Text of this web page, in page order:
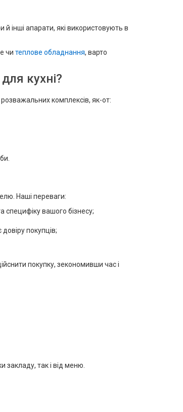
інші апарати, які використовують в
чи теплове обладнання, варто
кухні?
комплексів, як-от:
Наші переваги:
специфіку вашого бізнесу;
покупців;
покупку, зекономивши час і
закладу, так і від меню.